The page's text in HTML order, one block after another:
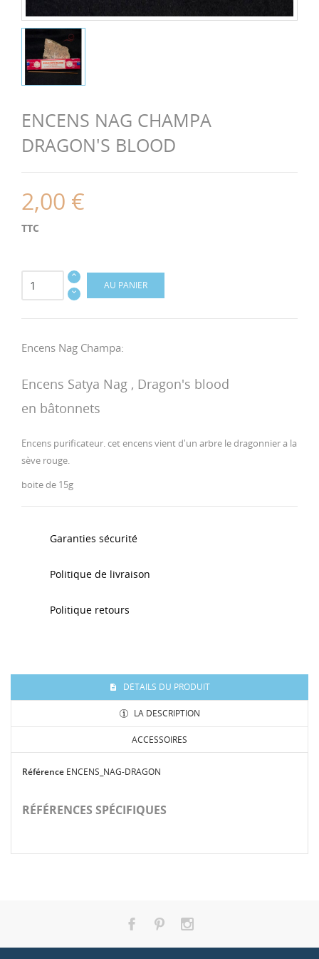
ENCENS NAG CHAMPA
DRAGON'S BLOOD
2,00 €
TTC
AU PANIER
Encens Nag Champa:
Encens Satya Nag , Dragon's blood
en bâtonnets
Encens purificateur. cet encens vient d'un arbre le dragonnier a la
sève rouge.
boite de 15g
Garanties sécurité
Politique de livraison
Politique retours
DÉTAILS DU PRODUIT
LA DESCRIPTION
ACCESSOIRES
Nag Champa est une fleur tropicale d'un doux parfum enivrant. Il est
Référence ENCENS_NAG-DRAGON
RÉFÉRENCES SPÉCIFIQUES